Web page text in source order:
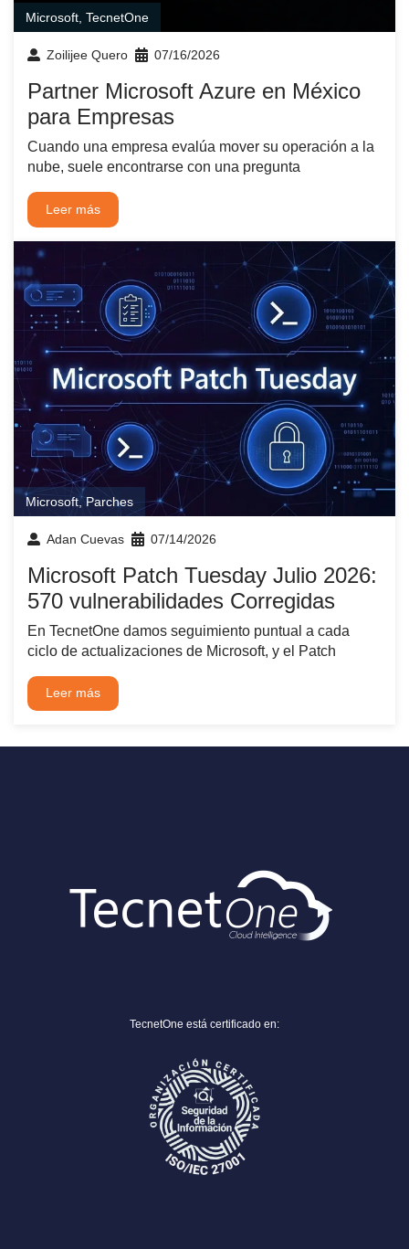
Microsoft, TecnetOne
Zoilijee Quero 07/16/2026
Partner Microsoft Azure en México
para Empresas
Cuando una empresa evalúa mover su operación a la
nube, suele encontrarse con una pregunta
Leer más
Microsoft, Parches
Adan Cuevas 07/14/2026
Microsoft Patch Tuesday Julio 2026:
570 vulnerabilidades Corregidas
En TecnetOne damos seguimiento puntual a cada
ciclo de actualizaciones de Microsoft, y el Patch
Leer más
TecnetOne está certificado en: